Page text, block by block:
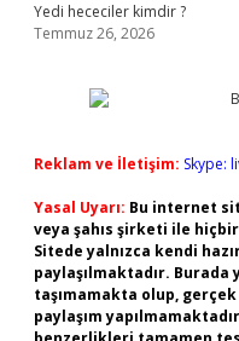
Yedi hececiler kimdir ?
Temmuz 26, 2026
Reklam ve İletişim: Skype:
Yasal Uyarı: Bu internet
veya şahıs şirketi ile
Sitede yalnızca kendi
paylaşılmaktadır.
taşımamakta olup,
paylaşım